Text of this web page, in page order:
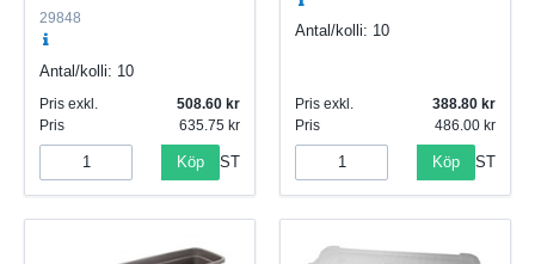
29848
Antal/kolli: 10
Pris exkl.
508.60
Pris
635.75
Köp ST
Antal/kolli: 10
Pris exkl.
388.80
Pris
486.00
Köp ST